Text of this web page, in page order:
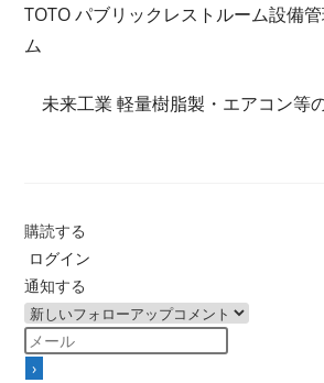
他
の
TOTO パブリックレストルーム設備
ム
未来工業 軽量樹脂製・エアコン等
購読する
ログイン
通知する